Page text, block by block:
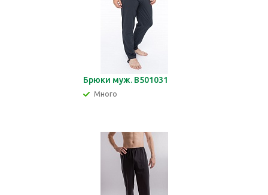
Брюки муж. В501031
Много